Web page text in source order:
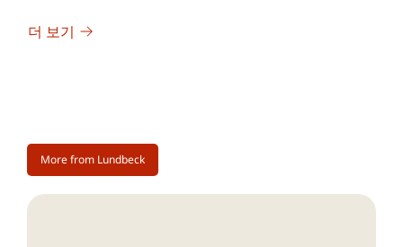
더 보기
More from Lundbeck